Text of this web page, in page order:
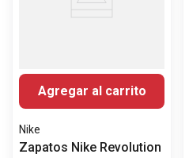
Agregar al carrito
Nike
Zapatos Nike Revolution